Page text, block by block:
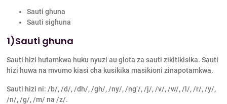
Sauti ghuna
Sauti sighuna
1)Sauti ghuna
Sauti hizi hutamkwa huku nyuzi au glota za sauti zikitikisika. Sauti
hizi huwa na mvumo kiasi cha kusikika masikioni zinapotamkwa.
Sauti hizi ni: /b/, /d/, /dh/, /gh/, /ny/, /ng’/, /j/, /v/, /w/, /l/, /r/, /y/,
/n/, /g/, /m/ na /z/.